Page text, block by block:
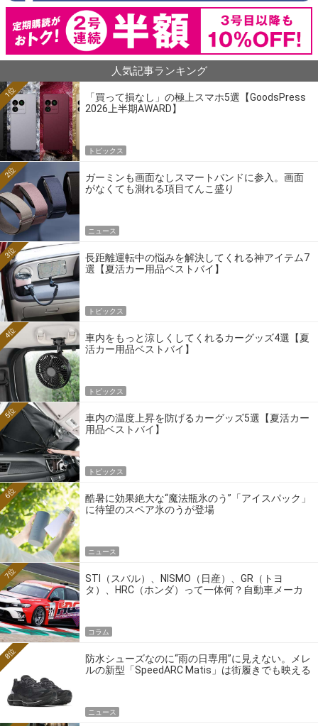
人気記事ランキング
「買って損なし」の極上スマホ5選【GoodsPress
2026上半期AWARD】
1位
トピックス
ガーミンも画面なしスマートバンドに参入。画面
がなくても測れる項目てんこ盛り
2位
ニュース
長距離運転中の悩みを解決してくれる神アイテム7
選【夏活カー用品ベストバイ】
3位
トピックス
車内をもっと涼しくしてくれるカーグッズ4選【夏
活カー用品ベストバイ】
4位
トピックス
車内の温度上昇を防げるカーグッズ5選【夏活カー
用品ベストバイ】
5位
トピックス
酷暑に効果絶大な“魔法瓶氷のう”「アイスパック」
に待望のスペア氷のうが登場
6位
ニュース
STI（スバル）、NISMO（日産）、GR（トヨ
タ）、HRC（ホンダ）って一体何？自動車メーカ
7位
コラム
防水シューズなのに“雨の日専用”に見えない。メレ
ルの新型「SpeedARC Matis」は街履きでも映える
8位
ニュース